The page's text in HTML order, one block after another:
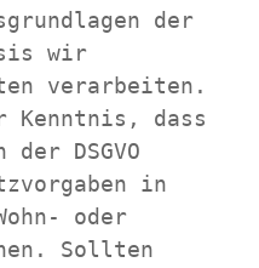
der
wir
verarbeiten.
Kenntnis, dass
DSGVO
in
oder
Sollten